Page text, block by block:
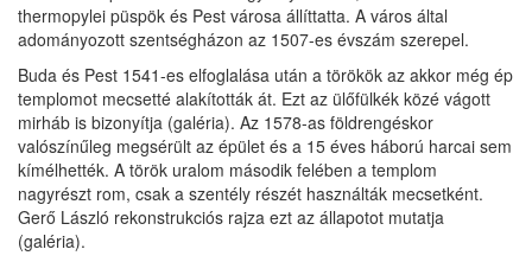
thermopylei püspök és Pest városa állíttatta. A város által
adományozott szentségházon az 1507-es évszám szerepel.
Buda és Pest 1541-es elfoglalása után a törökök az akkor még ép
templomot mecsetté alakították át. Ezt az ülőfülkék közé vágott
mirháb is bizonyítja (galéria). Az 1578-as földrengéskor
valószínűleg megsérült az épület és a 15 éves háború harcai sem
kímélhették. A török uralom második felében a templom
nagyrészt rom, csak a szentély részét használták mecsetként.
Gerő László rekonstrukciós rajza ezt az állapotot mutatja
(galéria).